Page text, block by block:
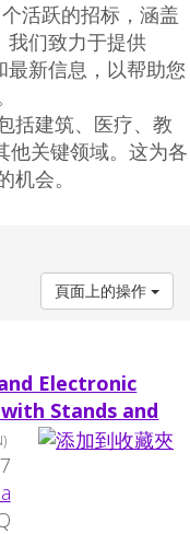
活跃的招标，涵盖
我们致力于提供
最新信息，以帮助您
括建筑、医疗、教
他关键领域。这为各
会。
頁面上的操作
Electronic
Stands and